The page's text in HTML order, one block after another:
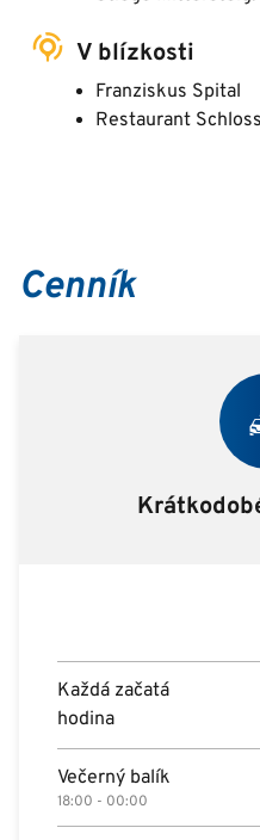
V blízkosti
Franziskus Spital
Restaurant
Cenník
Každá začatá
hodina
Večerný balík
18:00 - 00:00